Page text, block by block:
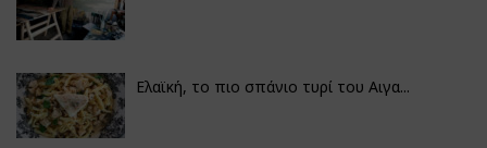
Ελαϊκή, το πιο σπάνιο τυρί του Αιγα...